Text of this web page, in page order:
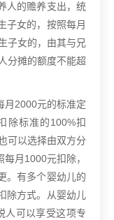
人的赡养支出，统
子女的，按照每月
子女的，由其与兄
分摊的额度不能超
月2000元的标准定
除标准的100%扣
可以选择由双方分
月1000元扣除，
。有多个婴幼儿的
除方式。从婴幼儿
人可以享受这项专